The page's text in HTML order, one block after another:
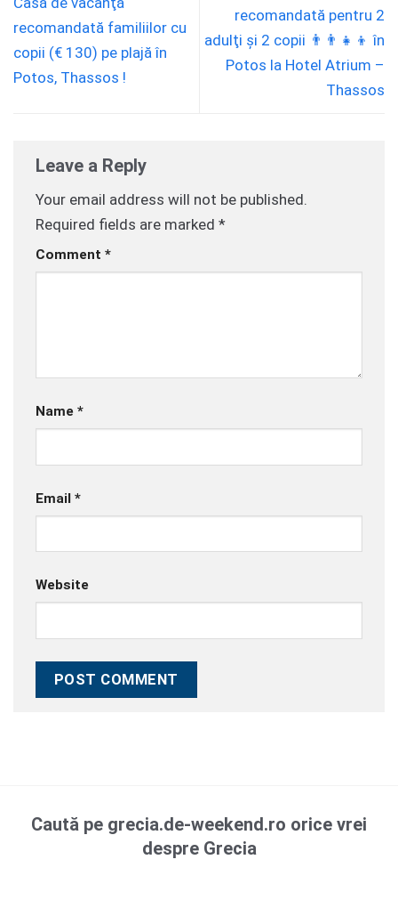
recomandată familiilor cu
copii (€ 130) pe plajă în
Potos, Thassos !
recomandată pentru 2
adulţi și 2 copii 👨‍👨‍👧‍👦 în
Potos la Hotel Atrium –
Thassos
Leave a Reply
Your email address will not be published.
Required fields are marked *
Comment *
Name *
Email *
Website
Caută pe grecia.de-weekend.ro orice vrei
despre Grecia